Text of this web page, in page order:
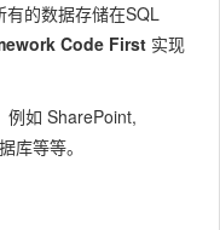
有的数据存储在SQL
Code First 实现
例如 SharePoint,
库等等。